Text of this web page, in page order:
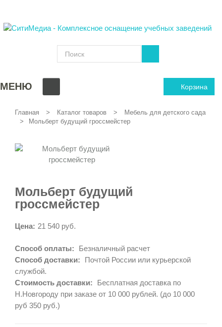
Корзина
МЕНЮ
Главная Каталог товаров
Мебель для детского сада
Мольберт будущий гроссмейстер
Мольберт будущий
гроссмейстер
Цена: 21 540 руб.
Способ оплаты:
Безналичный расчет
Способ доставки:
Почтой России или курьерской
службой.
Стоимость доставки:
Бесплатная доставка по
Н.Новгороду при заказе от 10 000 рублей. (до 10 000
руб 350 руб.)